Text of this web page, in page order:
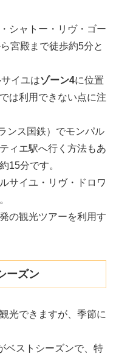
シャトー・リヴ・ゴー
宮殿まで徒歩約5分と
イユはゾーン4に位置
は利用できない点に注
ンス国鉄）でモンパル
ィエ駅へ行く方法もあ
15分です。
サイユ・リヴ・ドロワ
の観光ツアーを利用す
ーズン
光できますが、季節に
ベストシーズンで、特